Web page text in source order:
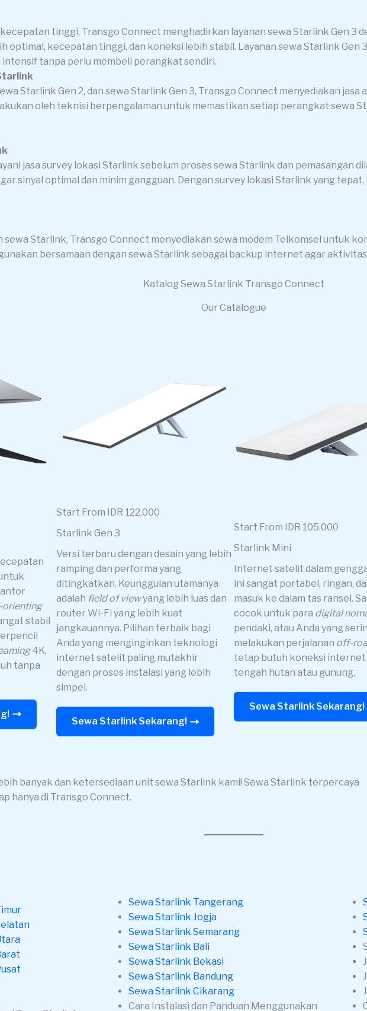
tinggi, Transgo Connect menghadirkan layanan sewa Starlink Gen 3
optimal, kecepatan tinggi, dan koneksi lebih stabil. Layanan sewa Starlink Gen
tanpa perlu membeli perangkat sendiri.
Starlink Gen 2, dan sewa Starlink Gen 3, Transgo Connect menyediakan
oleh teknisi berpengalaman untuk memastikan setiap perangkat sewa
jasa survey lokasi Starlink sebelum proses sewa Starlink dan pemasangan
sinyal optimal dan minim gangguan. Dengan survey lokasi Starlink yang
sewa Starlink, Transgo Connect menyediakan sewa modem Telkomsel untuk
bersamaan dengan sewa Starlink sebagai backup internet agar
Katalog Sewa Starlink Transgo Connect
Our Catalogue
orienting
stabil
4K,
tanpa
Start From IDR 122.000
Starlink Gen 3
Versi terbaru dengan desain yang lebih
ramping dan performa yang
ditingkatkan. Keunggulan utamanya
adalah field of viewyang lebih luas dan
router Wi-Fi yang lebih kuat
jangkauannya. Pilihan terbaik bagi
Anda yang menginginkan teknologi
internet satelit paling mutakhir
dengan proses instalasi yang lebih
simpel.
Sewa Starlink Sekarang!
Start From IDR 105.000
Starlink Mini
Internet satelit dalam
ini sangat portabel, ringan,
masuk ke dalam tas ransel.
cocok untuk para digital
pendaki, atau Anda yang
melakukan perjalanan off-
tetap butuh koneksi internet
tengah hutan atau gunung.
Sewa Starlink Sekarang!
banyak dan ketersediaan unit sewa Starlink kami! Sewa Starlink terpercaya
hanya di Transgo Connect.
Sewa Starlink Tangerang
Sewa Starlink Jogja
Sewa Starlink Semarang
Sewa Starlink Bali
Sewa Starlink Bekasi
Sewa Starlink Bandung
Sewa Starlink Cikarang
Cara Instalasi dan Panduan Menggunakan